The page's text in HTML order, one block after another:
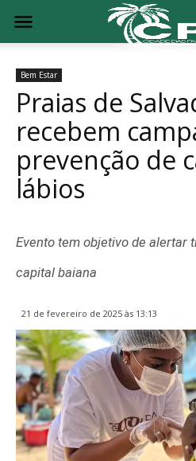
Bem Estar
Praias de
recebem
prevenção de
lábios
Evento tem objetivo de alertar
capital baiana
21 de fevereiro de 2025 às 13:13